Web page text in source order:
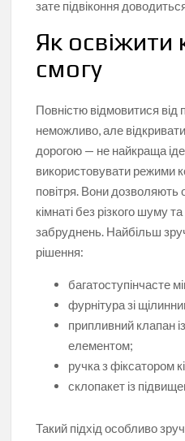
зате підвіконня
Як освіжити
смогу
Повністю відмовитися від
неможливо, але
дорогою — не найкраща
використовувати режими
повітря. Вони
кімнаті без різкого шуму
забруднень. Найбільш
рішення:
багатоступінчасте
фурнітура зі
припливний клапан
елементом;
ручка з фіксатором
склопакет із
Такий підхід особливо